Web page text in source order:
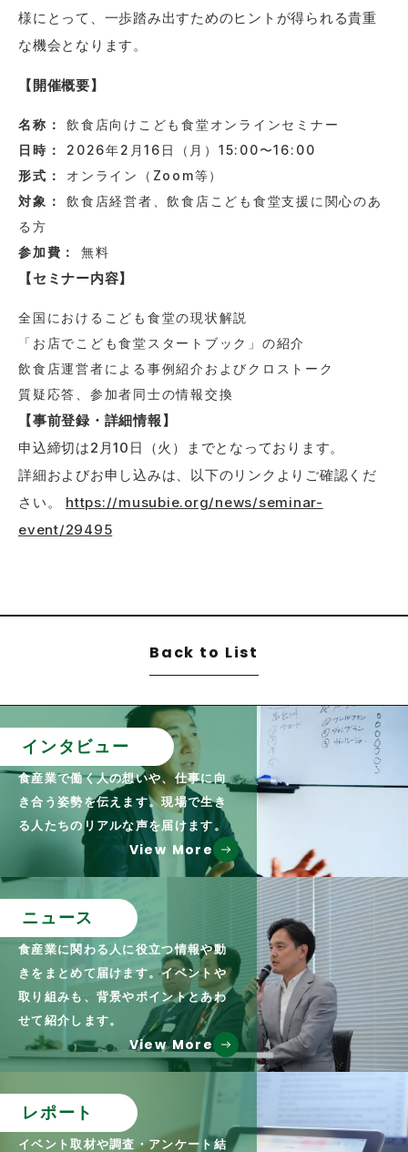
様にとって、一歩踏み出すためのヒントが得られる貴重
な機会となります。
【開催概要】
名称：
飲食店向けこども食堂オンラインセミナー
日時：
2026年2月16日（月）15:00〜16:00
形式：
オンライン（Zoom等）
対象：
飲食店経営者、飲食店こども食堂支援に関心のあ
る方
参加費：
無料
【セミナー内容】
全国におけるこども食堂の現状解説
「お店でこども食堂スタートブック」の紹介
飲食店運営者による事例紹介およびクロストーク
質疑応答、参加者同士の情報交換
【事前登録・詳細情報】
申込締切は2月10日（火）までとなっております。
詳細およびお申し込みは、以下のリンクよりご確認くだ
さい。 https://musubie.org/news/seminar-
event/29495
Back to List
インタビュー
食産業で働く人の想いや、仕事に向
き合う姿勢を伝えます。現場で生き
る人たちのリアルな声を届けます。
View More
ニュース
食産業に関わる人に役立つ情報や動
きをまとめて届けます。イベントや
取り組みも、背景やポイントとあわ
せて紹介します。
View More
レポート
イベント取材や調査・アンケート結